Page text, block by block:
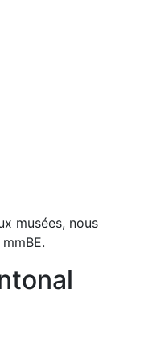
musées, nous